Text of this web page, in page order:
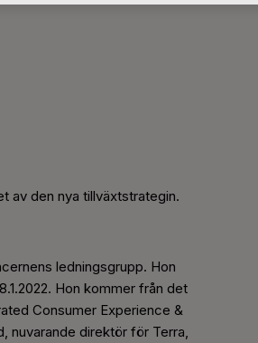
av den nya tillväxtstrategin.
ledningsgrupp. Hon
Hon kommer från det
Consumer Experience &
nuvarande direktör för Terra,